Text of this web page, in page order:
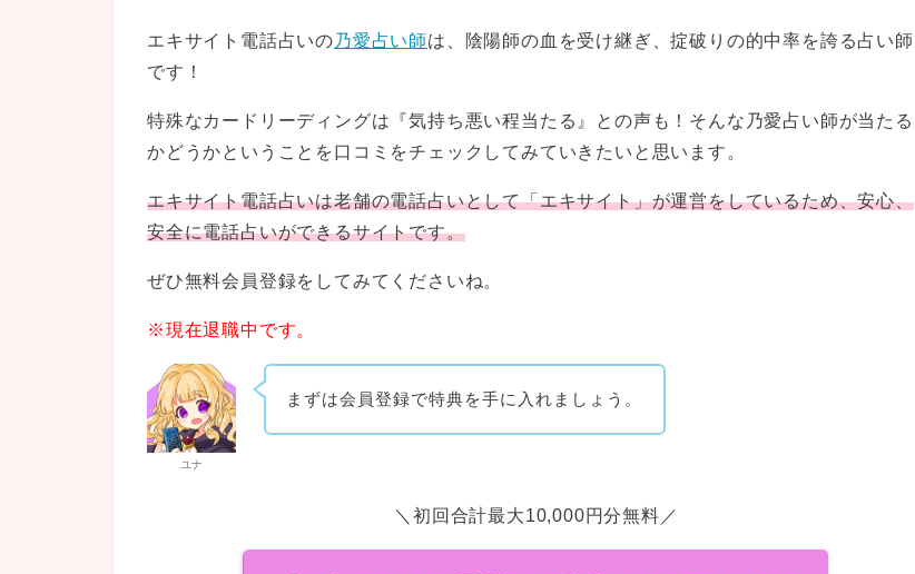
エキサイト電話占いの乃愛占い師は、陰陽師の血を受け継ぎ、掟破りの的中率を誇る占い師
です！
特殊なカードリーディングは『気持ち悪い程当たる』との声も！そんな乃愛占い師が当たる
かどうかということを口コミをチェックしてみていきたいと思います。
エキサイト電話占いは老舗の電話占いとして「エキサイト」が運営をしているため、安心、
安全に電話占いができるサイトです。
ぜひ無料会員登録をしてみてくださいね。
※現在退職中です。
ユナ
まずは会員登録で特典を手に入れましょう。
＼初回合計最大10,000円分無料／